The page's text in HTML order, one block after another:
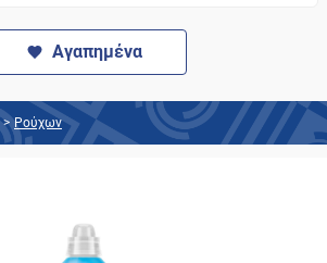
Αγαπημένα
> Ρούχων